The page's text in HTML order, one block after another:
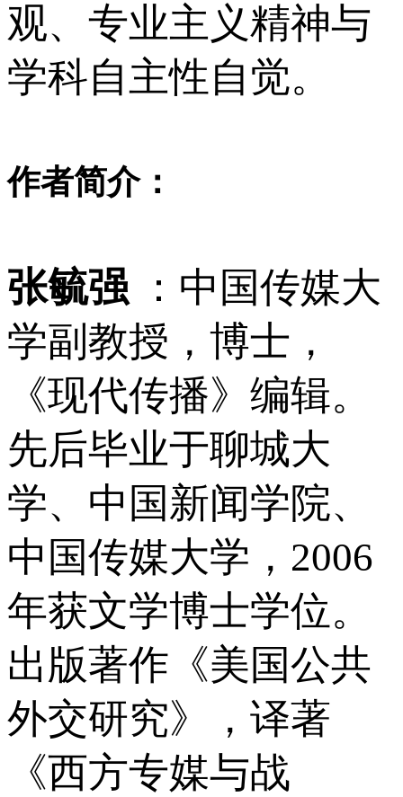
观、专业主义精神与
学科自主性自觉。
作者简介：
张毓强 ：中国传媒大
学副教授，博士，
《现代传播》编辑。
先后毕业于聊城大
学、中国新闻学院、
中国传媒大学，2006
年获文学博士学位。
出版著作《美国公共
外交研究》，译著
《西方专媒与战